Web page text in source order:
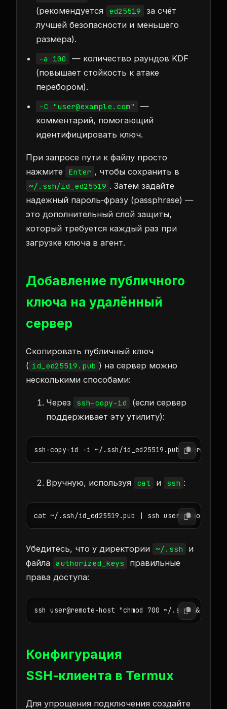
(рекомендуется
ed25519
за счёт
лучшей безопасности и меньшего
размера).
-a 100
— количество раундов KDF
(повышает стойкость к атаке
перебором).
-C "user@example.com"
—
комментарий, помогающий
идентифицировать ключ.
При запросе пути к файлу просто
нажмите
Enter , чтобы сохранить в
~/.ssh/id_ed25519 . Затем задайте
надежный пароль‑фразу (passphrase) —
это дополнительный слой защиты,
который требуется каждый раз при
загрузке ключа в агент.
Добавление публичного
ключа на удалённый
сервер
Скопировать публичный ключ
( id_ed25519.pub ) на сервер можно
несколькими способами:
Через ssh-copy-id
(если сервер
поддерживает эту утилиту):
ssh-copy-id -i ~/.ssh/id_ed25519.pub
Вручную, используя cat и ssh :
cat ~/.ssh/id_ed25519.pub | ssh user@remote-
Убедитесь, что у директории ~/.ssh
и
файла authorized_keys
правильные
права доступа:
ssh user@remote-host "chmod 700 ~/.ssh &&
Конфигурация
SSH‑клиента в Termux
Для упрощения подключения создайте